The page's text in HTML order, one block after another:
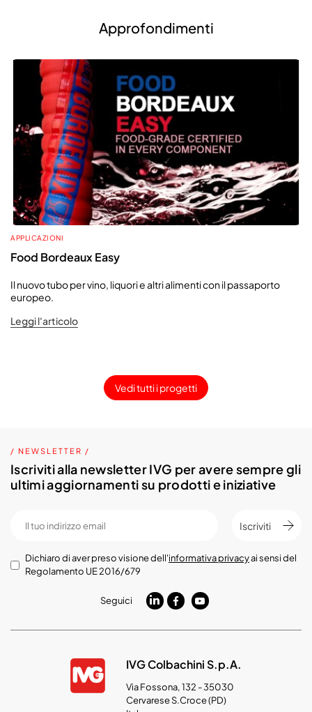
Approfondimenti
APPLICAZIONI
Food Bordeaux Easy
Il nuovo tubo per vino, liquori e altri alimenti con il passaporto
europeo.
Leggi l'articolo
Vedi tutti i progetti
/ NEWSLETTER /
Iscriviti alla newsletter IVG per avere sempre gli
ultimi aggiornamenti su prodotti e iniziative
Iscriviti
Dichiaro di aver preso visione dell'informativa privacyai sensi del
Regolamento UE 2016/679
Seguici
IVG Colbachini S.p.A.
Via Fossona, 132 - 35030
Cervarese S.Croce (PD)